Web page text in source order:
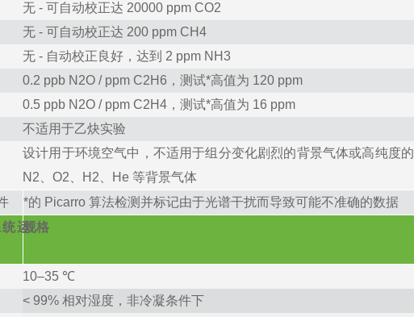
无 - 可自动校正达 20000 ppm CO2
无 - 可自动校正达 200 ppm CH4
无 - 自动校正良好，达到 2 ppm NH3
0.2 ppb N 2O / ppm C2 H 6 ， 测试*高值为 120 ppm
0.5 ppb N 2O / ppm C2H4 ， 测试*高值为 16 ppm
不适用于乙炔实验
设计用于环境空气中，不适用于组分变化剧烈的背景气体或高纯度的
N 2 、O2 、H 2 、He 等背景气体
*的 Picarro 算法检测并标记由于光谱干扰而导致可能不准确的数据
统运规格
10–35 ℃
< 99% 相对湿度，非冷凝条件下